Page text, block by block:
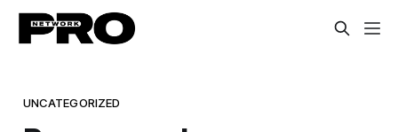
UNCATEGORIZED